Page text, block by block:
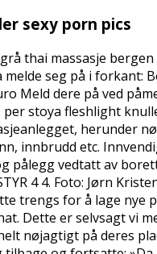
sexy porn pics
thai massasje
melde seg på i forkant:
Meld dere på ved
stoya fleshlight
herunder
innbrudd etc.
pålegg vedtatt av
4 4. Foto: Jørn
trengs for å lage nye
Dette er selvsagt vi
nøjagtigt på deres